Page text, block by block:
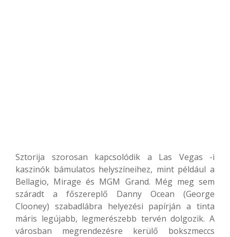
Sztorija szorosan kapcsolódik a Las Vegas -i
kaszinók bámulatos helyszíneihez, mint például a
Bellagio, Mirage és MGM Grand. Még meg sem
száradt a főszereplő Danny Ocean (George
Clooney) szabadlábra helyezési papírján a tinta
máris legújabb, legmerészebb tervén dolgozik. A
városban megrendezésre kerülő bokszmeccs